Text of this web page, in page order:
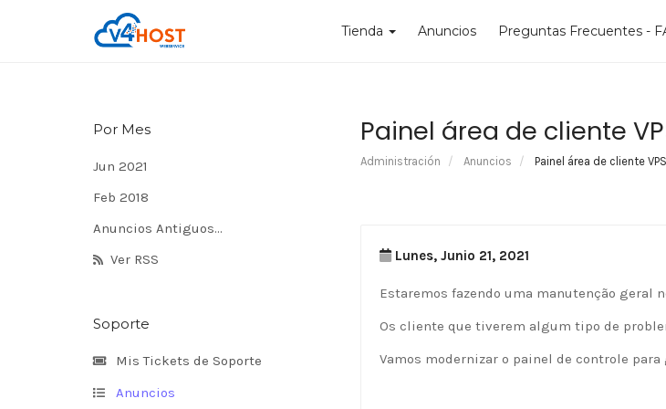
Tienda Anuncios Preguntas Frecuentes -
Painel área de cliente
Administración Anuncios Painel área de cliente
Por Mes
Jun 2021
Feb 2018
Anuncios Antiguos...
Ver RSS
Soporte
Mis Tickets de Soporte
Anuncios
Lunes, Junio 21, 2021
Estaremos fazendo uma manutenção geral
Os cliente que tiverem algum tipo de
Vamos modernizar o painel de controle